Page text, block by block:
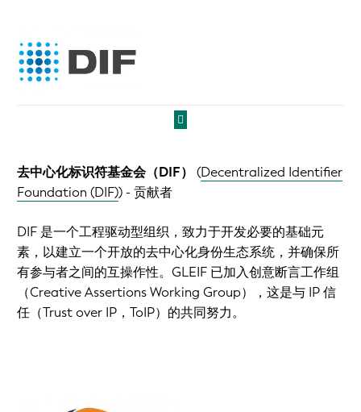
去中心化标识符基金会（DIF） (Decentralized Identifier
Foundation (DIF)) - 贡献者
DIF 是一个工程驱动型组织，致力于开发必要的基础元
素，以建立一个开放的去中心化身份生态系统，并确保所
有参与者之间的互操作性。GLEIF 已加入创意断言工作组
（Creative Assertions Working Group），这是与 IP 信
任（Trust over IP，ToIP）的共同努力。